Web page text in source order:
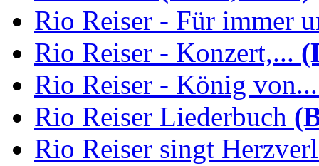
Rio Reiser - Für immer
Rio Reiser - Konzert,...
Rio Reiser - König von...
Rio Reiser Liederbuch
Rio Reiser singt